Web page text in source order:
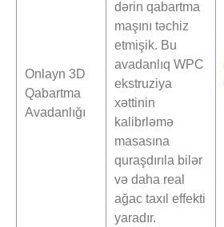
Onlayn 3D
Qabartma
Avadanlığı
dərin qabartma
maşını təchiz
etmişik. Bu
avadanlıq WPC
ekstruziya
xəttinin
kalibrləmə
masasına
quraşdırıla bilər
və daha real
ağac taxıl effekti
yaradır.